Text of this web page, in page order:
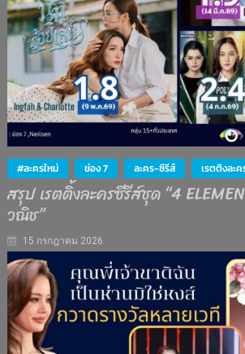
#ละครใหม่ ช่อง 7 ละคร-ซีรีส์ เรตติงละค
สรุป เรตติ้งละครซีรีส์ชุด “4
วณิช”
15 กรกฎาคม 2026